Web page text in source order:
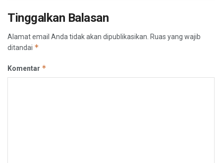
Tinggalkan Balasan
Alamat email Anda tidak akan dipublikasikan. Ruas yang wajib
ditandai *
Komentar *